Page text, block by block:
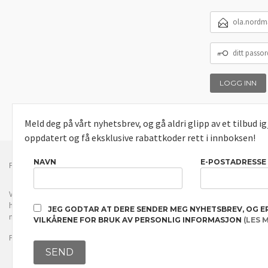
POSTADRESSE
PASSORD
FRAKT KJØPSBETINGELSER SIKKERHET OG PERSONVERN
Vår nettbutikk bruker cookies slik at du får en bedre kjøpsopplevelse og vi kan
hovedsaklig til å lagre innloggingsdetaljer og huske hva du har puttet i
normalt om du godtar dette.Les merellerendre innstillinger for cookies.
Powered by
Meld deg på vårt nyhetsbrev, og gå aldri glipp av et tilbud
oppdatert og få eksklusive rabattkoder rett i innboksen!
NAVN E-POSTADRESSE
JEG GODTAR AT DERE SENDER MEG NYHETSBREV, OG
VILKÅRENE FOR BRUK AV PERSONLIG INFORMASJON (LES